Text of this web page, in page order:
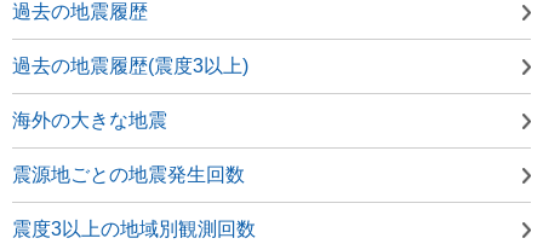
過去の地震履歴
過去の地震履歴(震度3以上)
海外の大きな地震
震源地ごとの地震発生回数
震度3以上の地域別観測回数